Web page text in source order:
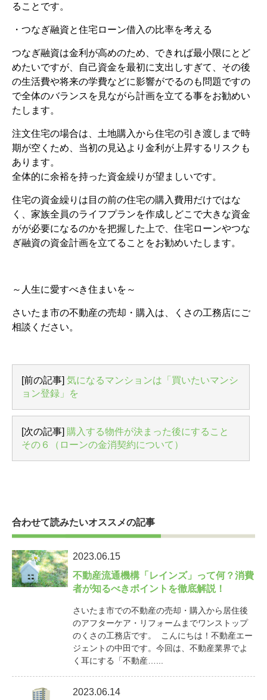
ることです。
・つなぎ融資と住宅ローン借入の比率を考える
つなぎ融資は金利が高めのため、できれば最小限にとど
めたいですが、自己資金を最初に支出しすぎて、その後
の生活費や将来の学費などに影響がでるのも問題ですの
で全体のバランスを見ながら計画を立てる事をお勧めい
たします。
注文住宅の場合は、土地購入から住宅の引き渡しまで時
期が空くため、当初の見込より金利が上昇するリスクも
あります。
全体的に余裕を持った資金繰りが望ましいです。
住宅の資金繰りは目の前の住宅の購入費用だけではな
く、家族全員のライフプランを作成しどこで大きな資金
がが必要になるのかを把握した上で、住宅ローンやつな
ぎ融資の資金計画を立てることをお勧めいたします。
～人生に愛すべき住まいを～
さいたま市の不動産の売却・購入は、くさの工務店にご
相談ください。
[前の記事] 気になるマンションは「買いたいマンシ
ョン登録」を
[次の記事] 購入する物件が決まった後にすること
その６（ローンの金消契約について）
合わせて読みたいオススメの記事
2023.06.15
不動産流通機構「レインズ」って何？消費
者が知るべきポイントを徹底解説！
さいたま市での不動産の売却・購入から居住後
のアフターケア・リフォームまでワンストップ
のくさの工務店です。 こんにちは！不動産エー
ジェントの中田です。今回は、不動産業界でよ
く耳にする「不動産…...
2023.06.14